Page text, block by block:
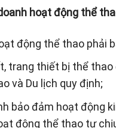
hoạt động thể
động thể thao phải
trang thiết bị thể
và Du lịch quy định;
bảo đảm hoạt động
động thể thao tự